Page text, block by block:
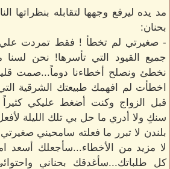
مد يده ليرفع وجهها لتقابله بنظراتها
بحنان:
- صغيرتي لم تخطأ ! فقط تمردت
جميع القيود التي تأسرها! نحن لسنا
نخطئ ونصلح أخطاءنا دوماً...صمت
اخطأت لم افهمك طبيعتك الشرقية
قبل الزواج وكنت أضغط عليكي
سنكِ ولا أدري ما حل بي تلك الليلة
بلندن لا تبرر ما فعلته سامحيني
لا مزيد من الأخطاء...سأجعلك أسعد
كل طلباتك...سأغدقك بحناني